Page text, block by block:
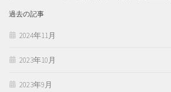
過去の記事
2024年11月
2023年10月
2023年9月